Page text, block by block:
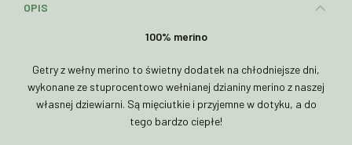
OPIS
100% merino
Getry z wełny merino to świetny dodatek na chłodniejsze dni,
wykonane ze stuprocentowo wełnianej dzianiny merino z naszej
własnej dziewiarni. Są mięciutkie i przyjemne w dotyku, a do
tego bardzo ciepłe!